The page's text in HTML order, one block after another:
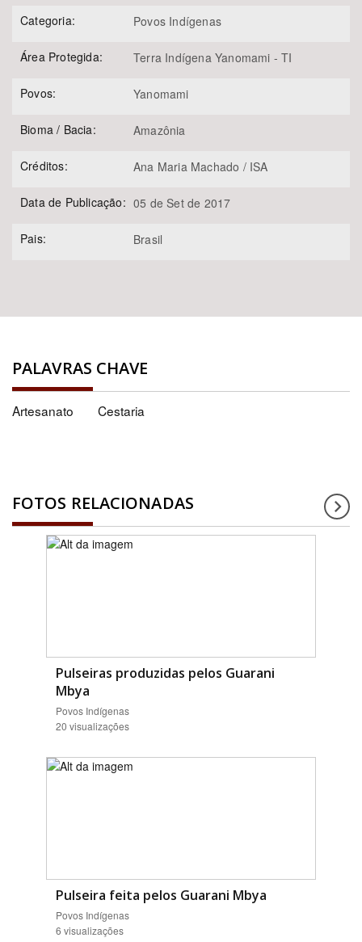
BUSCAR
Categoria: Povos Indígenas
Área Protegida: Terra Indígena Yanomami - TI
Povos: Yanomami
Bioma / Bacia: Amazônia
Créditos: Ana Maria Machado / ISA
Data de Publicação: 05 de Set de 2017
Pais: Brasil
PALAVRAS CHAVE
Artesanato Cestaria
FOTOS RELACIONADAS
Pulseiras produzidas pelos Guarani
Mbya
Povos Indígenas
20 visualizações
Pulseira feita pelos Guarani Mbya
Povos Indígenas
6 visualizações